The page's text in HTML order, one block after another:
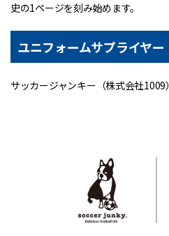
史の1ページを刻み始めます。
ユニフォームサプライヤー
サッカージャンキー（株式会社1009）